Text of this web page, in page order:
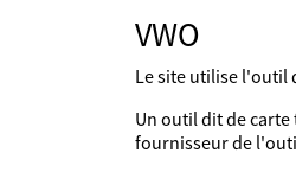
VWO
Le site utilise l'outil
Un outil dit de
fournisseur de